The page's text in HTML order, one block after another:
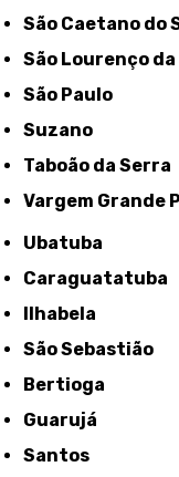
São Caetano do
São Lourenço
São Paulo
Suzano
Taboão da Serra
Vargem Grande
Ubatuba
Caraguatatuba
Ilhabela
São Sebastião
Bertioga
Guarujá
Santos